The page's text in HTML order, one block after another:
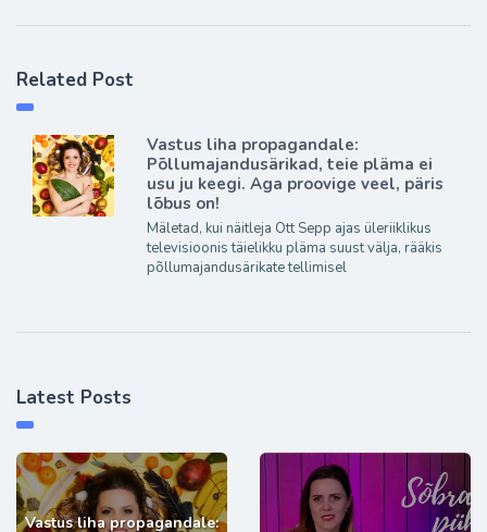
Related Post
Vastus liha propagandale:
Põllumajandusärikad, teie pläma ei
usu ju keegi. Aga proovige veel, päris
lõbus on!
Mäletad, kui näitleja Ott Sepp ajas üleriiklikus
televisioonis täielikku pläma suust välja, rääkis
põllumajandusärikate tellimisel
Latest Posts
Vastus liha propagandale: